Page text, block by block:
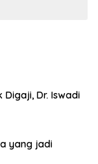
Digaji, Dr. Iswadi
yang jadi